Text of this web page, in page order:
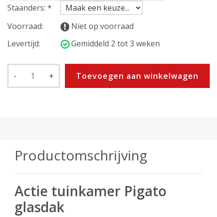
Staanders: *
Voorraad:
Niet op voorraad
Levertijd:
Gemiddeld 2 tot 3 weken
- + Toevoegen aan winkelwagen
Productomschrijving
Actie tuinkamer Pigato
glasdak